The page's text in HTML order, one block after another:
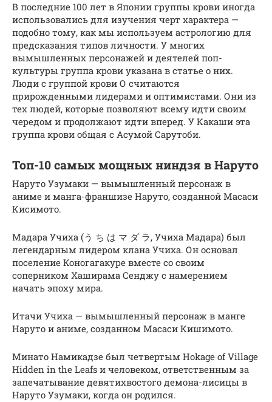
В последние 100 лет в Японии группы крови иногда
использовались для изучения черт характера —
подобно тому, как мы используем астрологию для
предсказания типов личности. У многих
вымышленных персонажей и деятелей поп-
культуры группа крови указана в статье о них.
Люди с группой крови О считаются
прирожденными лидерами и оптимистами. Они из
тех людей, которые позволяют всему идти своим
чередом и продолжают идти вперед. У Какаши эта
группа крови общая с Асумой Сарутоби.
Топ-10 самых мощных ниндзя в Наруто
Наруто Узумаки — вымышленный персонаж в
аниме и манга-франшизе Наруто, созданной Масаси
Кисимото.
Мадара Учиха (う ち は マ ダ ラ, Учиха Мадара) был
легендарным лидером клана Учиха. Он основал
поселение Коногагакуре вместе со своим
соперником Хаширама Сенджу с намерением
начать эпоху мира.
Итачи Учиха — вымышленный персонаж в манге
Наруто и аниме, созданном Масаси Кишимото.
Минато Намикадзе был четвертым Hokage of Village
Hidden in the Leafs и человеком, ответственным за
запечатывание девятихвостого демона-лисицы в
Наруто Узумаки, когда он родился.